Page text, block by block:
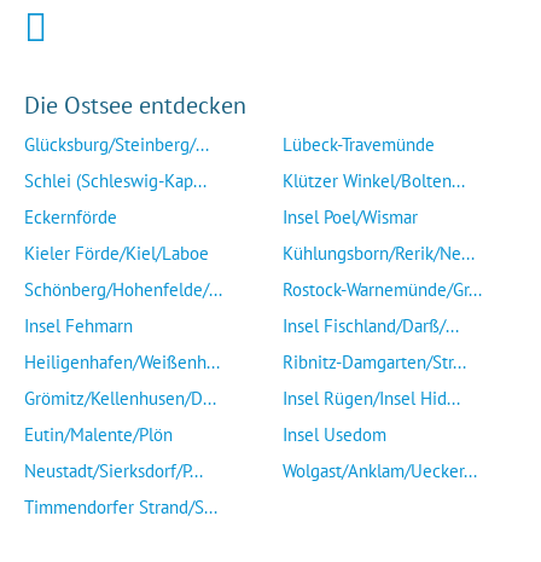
Die Ostsee entdecken
Glücksburg/Steinberg/...
Schlei (Schleswig-Kap...
Eckernförde
Kieler Förde/Kiel/Laboe
Schönberg/Hohenfelde/...
Insel Fehmarn
Heiligenhafen/Weißenh...
Grömitz/Kellenhusen/D...
Eutin/Malente/Plön
Neustadt/Sierksdorf/P...
Timmendorfer Strand/S...
Lübeck-Travemünde
Klützer Winkel/Bolten...
Insel Poel/Wismar
Kühlungsborn/Rerik/Ne...
Rostock-Warnemünde/Gr...
Insel Fischland/Darß/...
Ribnitz-Damgarten/Str...
Insel Rügen/Insel Hid...
Insel Usedom
Wolgast/Anklam/Uecker...